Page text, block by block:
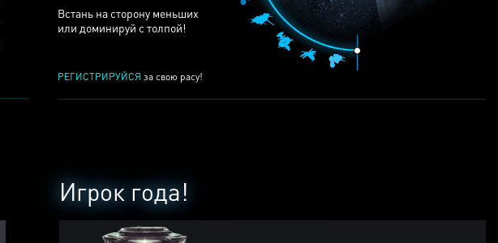
Встань на сторону меньших
или доминируй с толпой!
РЕГИСТРИРУЙСЯ за свою расу!
Игрок года!